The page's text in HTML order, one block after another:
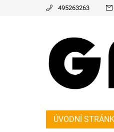
495263263
ÚVODNÍ